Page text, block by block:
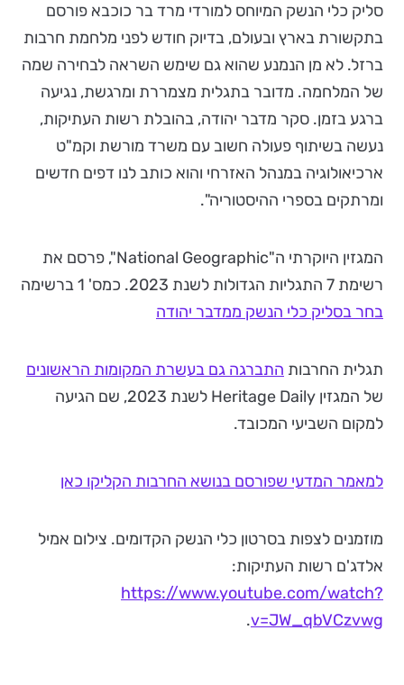
סליק כלי הנשק המיוחס למורדי מרד בר כוכבא פורסם
בתקשורת בארץ ובעולם, בדיוק חודש לפני מלחמת חרבות
ברזל. לא מן הנמנע שהוא גם שימש השראה לבחירה שמה
של המלחמה. מדובר בתגלית מצמררת ומרגשת, נגיעה
ברגע בזמן. סקר מדבר יהודה, בהובלת רשות העתיקות,
נעשה בשיתוף פעולה חשוב עם משרד מורשת וקמ"ט
ארכיאולוגיה במנהל האזרחי והוא כותב לנו דפים חדשים
ומרתקים בספרי ההיסטוריה".
המגזין היוקרתי ה"National Geographic", פרסם את
רשימת 7 התגליות הגדולות לשנת 2023. כמס' 1 ברשימה
בחר בסליק כלי הנשק ממדבר יהודה
תגלית החרבות התברגה גם בעשרת המקומות הראשונים
של המגזין Heritage Daily לשנת 2023, שם הגיעה
למקום השביעי המכובד.
למאמר המדעי שפורסם בנושא החרבות הקליקו כאן
מוזמנים לצפות בסרטון כלי הנשק הקדומים. צילום אמיל
אלדג'ם רשות העתיקות:
https://www.youtube.com/watch?
v=JW_qbVCzvwg
.